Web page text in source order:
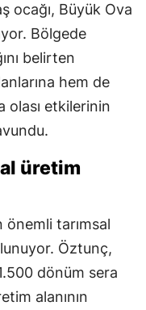
ocağı, Büyük Ova
Bölgede
belirten
hem de
olası etkilerinin
üretim
önemli tarımsal
Öztunç,
dönüm sera
alanının